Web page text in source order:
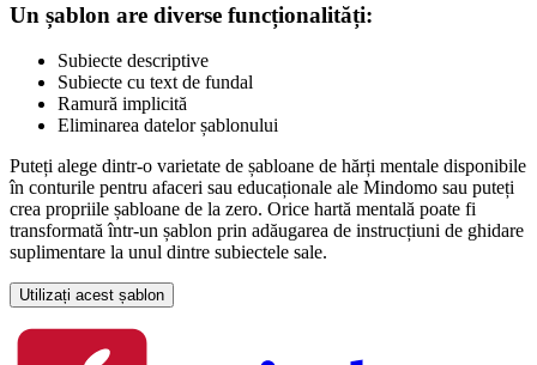
Un șablon are diverse funcționalități:
Subiecte descriptive
Subiecte cu text de fundal
Ramură implicită
Eliminarea datelor șablonului
Puteți alege dintr-o varietate de șabloane de hărți mentale disponibile
în conturile pentru afaceri sau educaționale ale Mindomo sau puteți
crea propriile șabloane de la zero. Orice hartă mentală poate fi
transformată într-un șablon prin adăugarea de instrucțiuni de ghidare
suplimentare la unul dintre subiectele sale.
Utilizați acest șablon